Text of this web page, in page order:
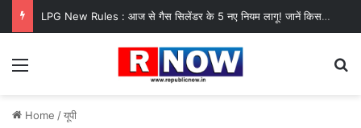
LPG New Rules : आज से गैस सिलेंडर के 5 नए नियम लागू! जानें किसका कटेगा कनेक्शन, कितने दिन बाद होगी बुकिंग?
Menu
Home /यूपी